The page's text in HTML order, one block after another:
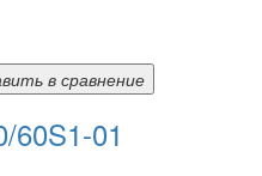
в сравнение
60S1-01